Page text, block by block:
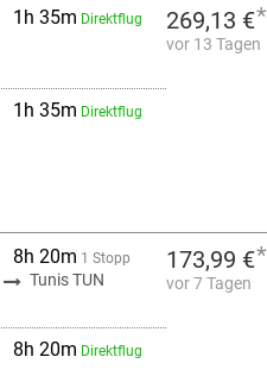
1h 35m Direktflug
1h 35m Direktflug
269,13 €*
vor 13 Tagen
8h 20m 1 Stopp
Tunis TUN
8h 20m Direktflug
173,99 €*
vor 7 Tagen